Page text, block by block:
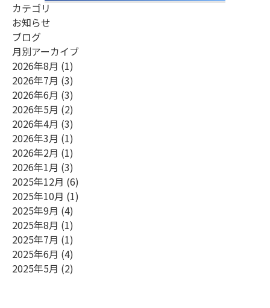
カテゴリ
お知らせ
ブログ
月別アーカイブ
2026年8月 (1)
2026年7月 (3)
2026年6月 (3)
2026年5月 (2)
2026年4月 (3)
2026年3月 (1)
2026年2月 (1)
2026年1月 (3)
2025年12月 (6)
2025年10月 (1)
2025年9月 (4)
2025年8月 (1)
2025年7月 (1)
2025年6月 (4)
2025年5月 (2)